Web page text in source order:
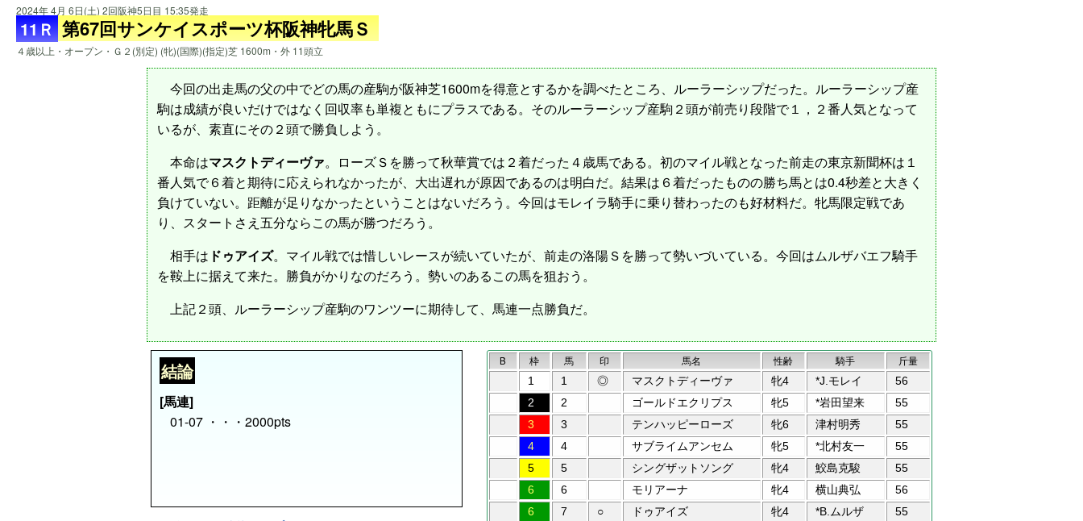
2024年 4月 6日(土) 2回阪神5日目 15:35発走
11Ｒ 第67回サンケイスポーツ杯阪神牝馬Ｓ
４歳以上・オープン・Ｇ２(別定) (牝)(国際)(指定)芝 1600m・外 11頭立
今回の出走馬の父の中でどの馬の産駒が阪神芝1600mを得意とするかを調べたところ、ルーラーシップだった。ルーラーシップ産
駒は成績が良いだけではなく回収率も単複ともにプラスである。そのルーラーシップ産駒２頭が前売り段階で１，２番人気となって
いるが、素直にその２頭で勝負しよう。
本命はマスクトディーヴァ。ローズＳを勝って秋華賞では２着だった４歳馬である。初のマイル戦となった前走の東京新聞杯は１
番人気で６着と期待に応えられなかったが、大出遅れが原因であるのは明白だ。結果は６着だったものの勝ち馬とは0.4秒差と大きく
負けていない。距離が足りなかったということはないだろう。今回はモレイラ騎手に乗り替わったのも好材料だ。牝馬限定戦であ
り、スタートさえ五分ならこの馬が勝つだろう。
相手は ドゥアイズ。マイル戦では惜しいレースが続いていたが、前走の洛陽Ｓを勝って勢いづいている。今回はムルザバエフ騎手
を鞍上に据えて来た。勝負がかりなのだろう。勢いのあるこの馬を狙おう。
上記２頭、ルーラーシップ産駒のワンツーに期待して、馬連一点勝負だ。
結論
[馬連]
01-07 ・・・2000pts
B 枠 馬 印 馬名 性齢 騎手
斤量
1
1 ◎ マスクトディーヴァ 牝4 *J.モレイ
56
2
2 ゴールドエクリプス 牝5 *岩田望来
55
3
3 テンハッピーローズ 牝6 津村明秀
55
4
4 サブライムアンセム 牝5 *北村友一
55
5
5 シングザットソング 牝4 鮫島克駿
55
6
6 モリアーナ 牝4 横山典弘
56
6
7 ○ ドゥアイズ 牝4 *B.ムルザ
55